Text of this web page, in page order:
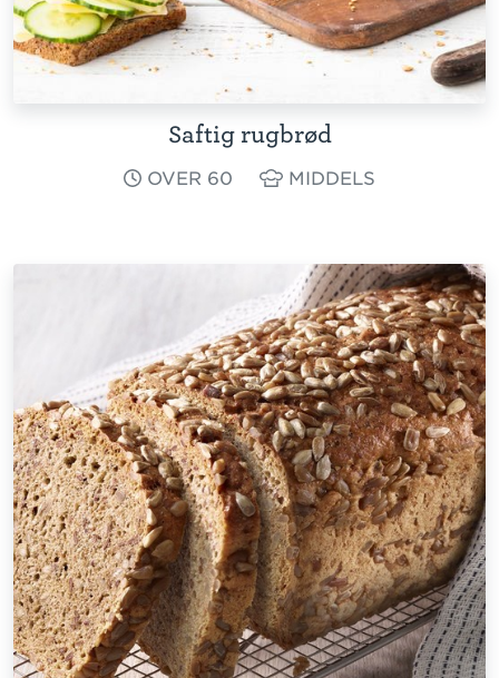
Saftig rugbrød
OVER 60 MIDDELS